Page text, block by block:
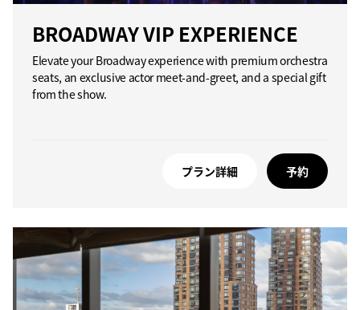
BROADWAY VIP EXPERIENCE
Elevate your Broadway experience with premium orchestra
seats, an exclusive actor meet-and-greet, and a special gift
from the show.
プラン詳細 予約